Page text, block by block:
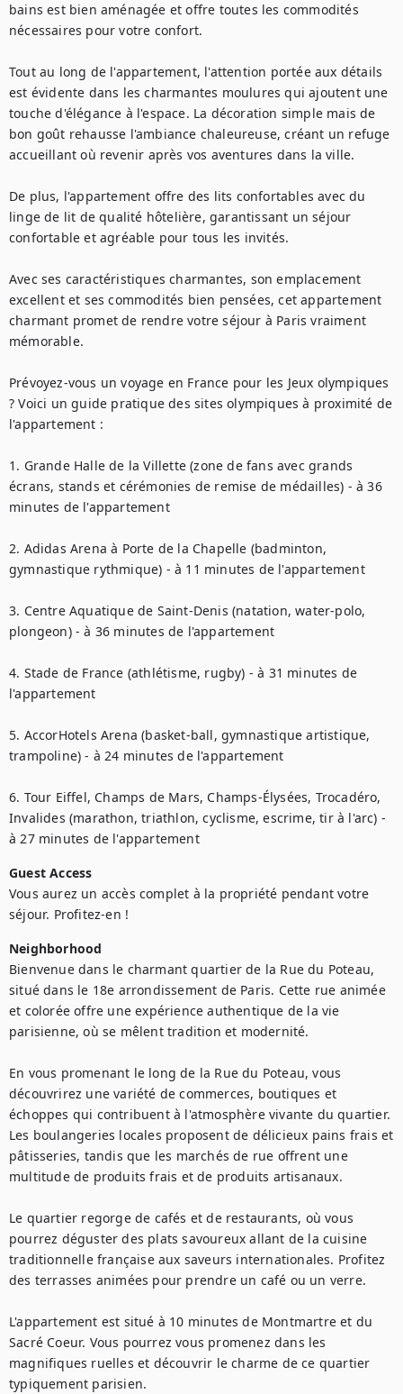
bains est bien aménagée et offre toutes les commodités
nécessaires pour votre confort.
Tout au long de l'appartement, l'attention portée aux détails
est évidente dans les charmantes moulures qui ajoutent une
touche d'élégance à l'espace. La décoration simple mais de
bon goût rehausse l'ambiance chaleureuse, créant un refuge
accueillant où revenir après vos aventures dans la ville.
De plus, l'appartement offre des lits confortables avec du
linge de lit de qualité hôtelière, garantissant un séjour
confortable et agréable pour tous les invités.
Avec ses caractéristiques charmantes, son emplacement
excellent et ses commodités bien pensées, cet appartement
charmant promet de rendre votre séjour à Paris vraiment
mémorable.
Prévoyez-vous un voyage en France pour les Jeux olympiques
? Voici un guide pratique des sites olympiques à proximité de
l'appartement :
1. Grande Halle de la Villette (zone de fans avec grands
écrans, stands et cérémonies de remise de médailles) - à 36
minutes de l'appartement
2. Adidas Arena à Porte de la Chapelle (badminton,
gymnastique rythmique) - à 11 minutes de l'appartement
3. Centre Aquatique de Saint-Denis (natation, water-polo,
plongeon) - à 36 minutes de l'appartement
4. Stade de France (athlétisme, rugby) - à 31 minutes de
l'appartement
5. AccorHotels Arena (basket-ball, gymnastique artistique,
trampoline) - à 24 minutes de l'appartement
6. Tour Eiffel, Champs de Mars, Champs-Élysées, Trocadéro,
Invalides (marathon, triathlon, cyclisme, escrime, tir à l'arc) -
à 27 minutes de l'appartement
Guest Access
Vous aurez un accès complet à la propriété pendant votre
séjour. Profitez-en !
Neighborhood
Bienvenue dans le charmant quartier de la Rue du Poteau,
situé dans le 18e arrondissement de Paris. Cette rue animée
et colorée offre une expérience authentique de la vie
parisienne, où se mêlent tradition et modernité.
En vous promenant le long de la Rue du Poteau, vous
découvrirez une variété de commerces, boutiques et
échoppes qui contribuent à l'atmosphère vivante du quartier.
Les boulangeries locales proposent de délicieux pains frais et
pâtisseries, tandis que les marchés de rue offrent une
multitude de produits frais et de produits artisanaux.
Le quartier regorge de cafés et de restaurants, où vous
pourrez déguster des plats savoureux allant de la cuisine
traditionnelle française aux saveurs internationales. Profitez
des terrasses animées pour prendre un café ou un verre.
L'appartement est situé à 10 minutes de Montmartre et du
Sacré Coeur. Vous pourrez vous promenez dans les
magnifiques ruelles et découvrir le charme de ce quartier
typiquement parisien.